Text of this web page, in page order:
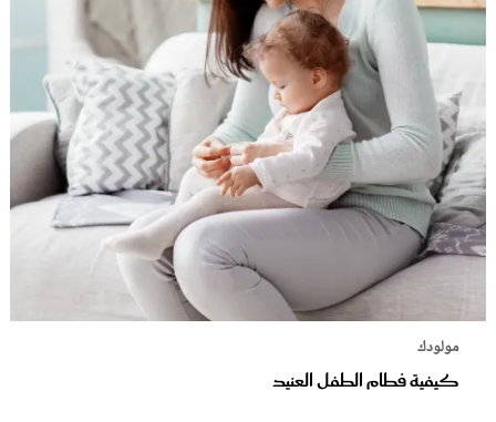
مولودك
كيفية فطام الطفل العنيد